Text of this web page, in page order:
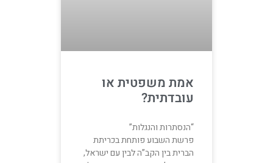
אמת משפטית או
עובדתית?
“הנסתרות והנגלות”
פרשת השבוע פותחת בכריתת
הברית בין הקב”ה לבין עם ישראל,